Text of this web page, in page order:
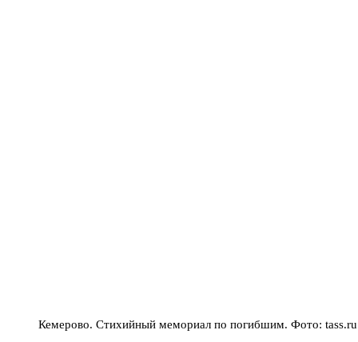
Кемерово. Стихийный мемориал по погибшим. Фото: tass.ru